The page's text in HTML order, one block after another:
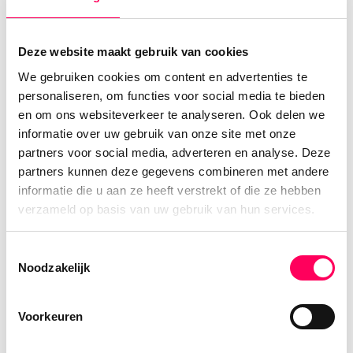
Deze website maakt gebruik van cookies
We gebruiken cookies om content en advertenties te
personaliseren, om functies voor social media te bieden
en om ons websiteverkeer te analyseren. Ook delen we
informatie over uw gebruik van onze site met onze
partners voor social media, adverteren en analyse. Deze
partners kunnen deze gegevens combineren met andere
informatie die u aan ze heeft verstrekt of die ze hebben
verzameld op basis van uw gebruik van hun services.
Noodzakelijk
Voorkeuren
kleurrijke land. Op de cultuur, de mensen,
op het platteland.. ik kon niet wachten om
weer terug te keren en om andere mensen
kennis te laten maken met deze explosie
aan indrukken.
Alle artikelen